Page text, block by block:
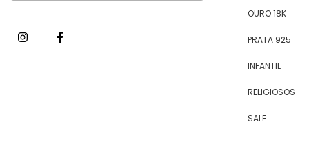
OURO 18K
PRATA 925
INFANTIL
RELIGIOSOS
SALE